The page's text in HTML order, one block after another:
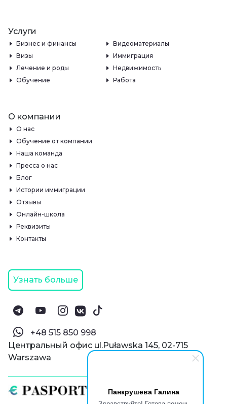
Панкрушева Галина
Услуги
Бизнес и финансы
Видеоматериалы
Визы
Иммиграция
Лечение и роды
Недвижимость
Обучение
Работа
О компании
О нас
Обучение от компании
Наша команда
Пресса о нас
Блог
Истории иммиграции
Отзывы
Онлайн-школа
Реквизиты
Контакты
Узнать больше
‪+48 515 850 998‬
Центральный офис ul.Puławska 145, 02-715
Warszawa